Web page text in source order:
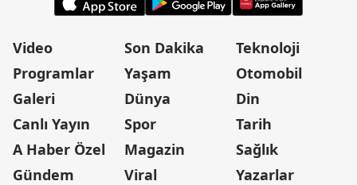
Video
Programlar
Galeri
Canlı Yayın
A Haber Özel
Gündem
Son Dakika
Yaşam
Dünya
Spor
Magazin
Viral
Teknoloji
Otomobil
Din
Tarih
Sağlık
Yazarlar